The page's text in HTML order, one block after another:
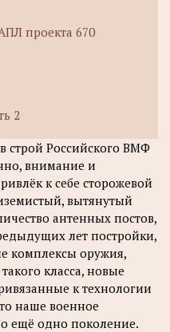
проекта 670
2
строй Российского ВМФ
внимание и
к себе сторожевой
вытянутый
антенных постов,
лет постройки,
комплексы оружия,
класса, новые
к технологии
наше военное
ещё одно поколение.